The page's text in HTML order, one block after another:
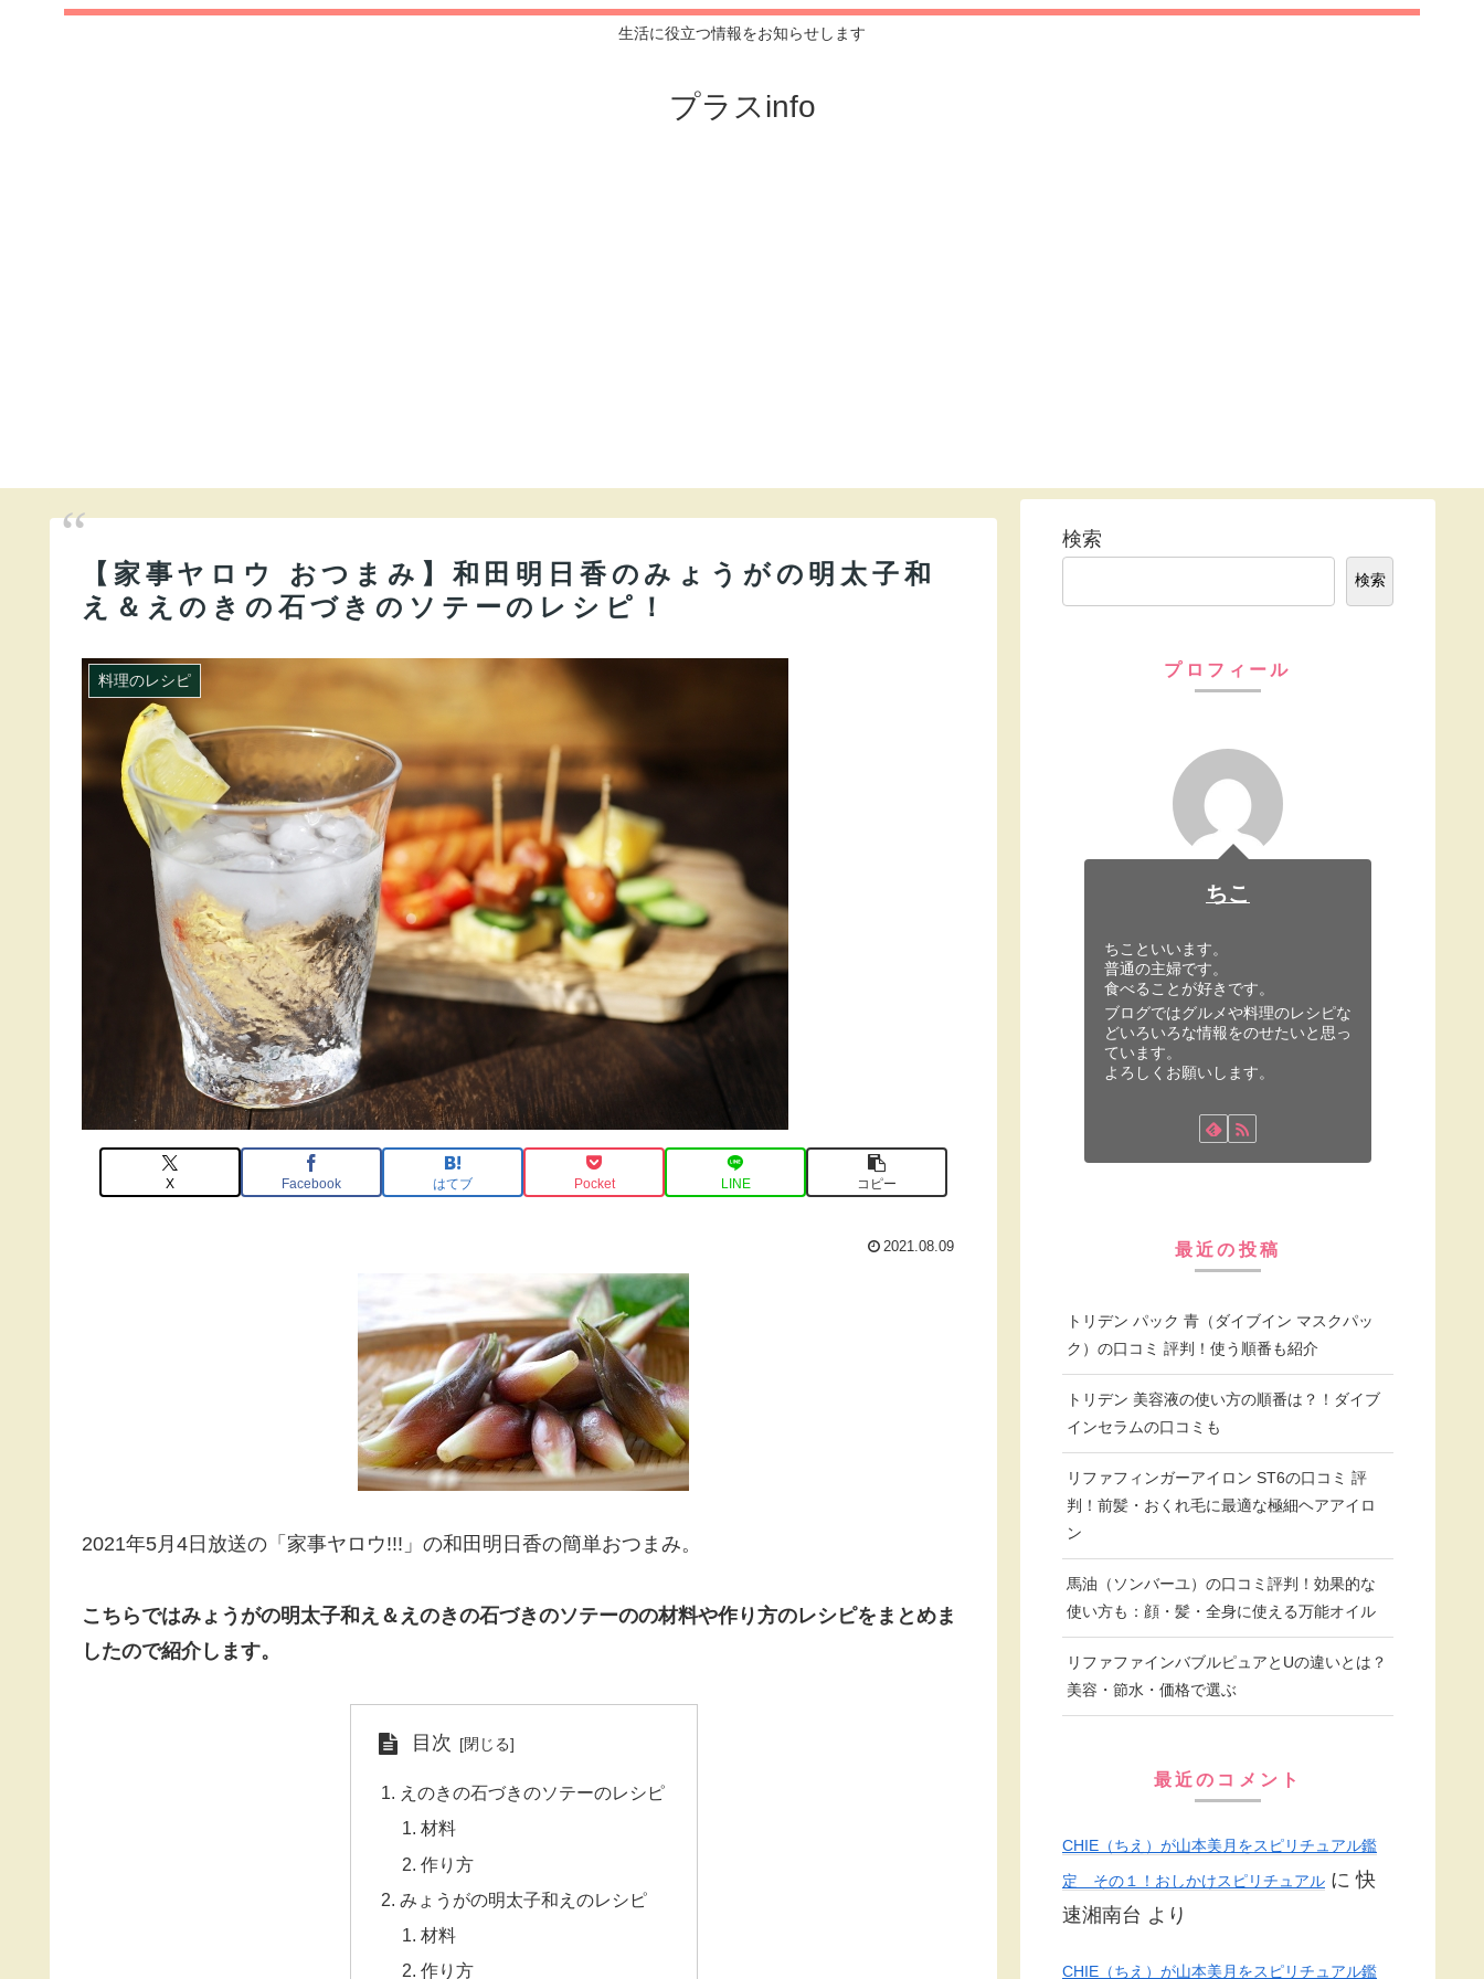
生活に役立つ情報をお知らせします
プラスinfo
【家事ヤロウ おつまみ】和田明日香のみょうがの明太子和
え＆えのきの石づきのソテーのレシピ！
料理のレシピ
X Facebook はてブ Pocket LINE コピー
2021.08.09
2021年5月4日放送の「家事ヤロウ!!!」の和田明日香の簡単おつまみ。
こちらではみょうがの明太子和え＆えのきの石づきのソテーのの材料や作り方のレシピをまとめま
したので紹介します。
目次
えのきの石づきのソテーのレシピ
材料
作り方
みょうがの明太子和えのレシピ
材料
作り方
検索
検索
プロフィール
ちこ
ちこといいます。
普通の主婦です。
食べることが好きです。
ブログではグルメや料理のレシピな
どいろいろな情報をのせたいと思っ
ています。
よろしくお願いします。
最近の投稿
トリデン パック 青（ダイブイン マスクパッ
ク）の口コミ 評判！使う順番も紹介
トリデン 美容液の使い方の順番は？！ダイブ
インセラムの口コミも
リファフィンガーアイロン ST6の口コミ 評
判！前髪・おくれ毛に最適な極細ヘアアイロ
ン
馬油（ソンバーユ）の口コミ評判！効果的な
使い方も：顔・髪・全身に使える万能オイル
リファファインバブルピュアとUの違いとは？
美容・節水・価格で選ぶ
最近のコメント
CHIE（ちえ）が山本美月をスピリチュアル鑑
定 その１！おしかけスピリチュアル に快
速湘南台 より
CHIE（ちえ）が山本美月をスピリチュアル鑑